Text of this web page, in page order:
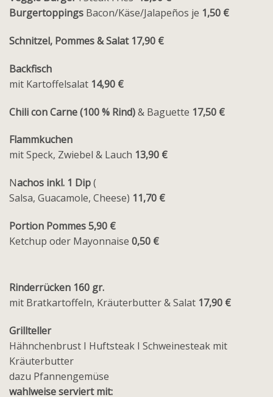
Burgertoppings Bacon/Käse/Jalapeños je 1,50 €
Schnitzel, Pommes & Salat 17,90 €
Backfisch
mit Kartoffelsalat 14,90 €
Chili con Carne (100 % Rind)& Baguette 17,50 €
Flammkuchen
mit Speck, Zwiebel & Lauch 13,90 €
Nachos inkl. 1 Dip(
Salsa, Guacamole, Cheese) 11,70 €
Portion Pommes 5,90 €
Ketchup oder Mayonnaise 0,50 €
Rinderrücken 160 gr.
mit Bratkartoffeln, Kräuterbutter & Salat 17,90 €
Grillteller
Hähnchenbrust I Huftsteak I Schweinesteak mit
Kräuterbutter
dazu Pfannengemüse
wahlweise serviert mit: